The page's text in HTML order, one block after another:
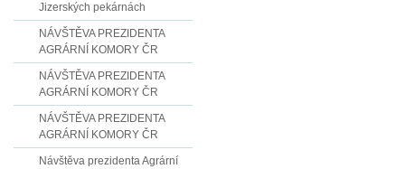
Jizerských pekárnách
NÁVŠTĚVA PREZIDENTA
AGRÁRNÍ KOMORY ČR
NÁVŠTĚVA PREZIDENTA
AGRÁRNÍ KOMORY ČR
NÁVŠTĚVA PREZIDENTA
AGRÁRNÍ KOMORY ČR
Návštěva prezidenta Agrární